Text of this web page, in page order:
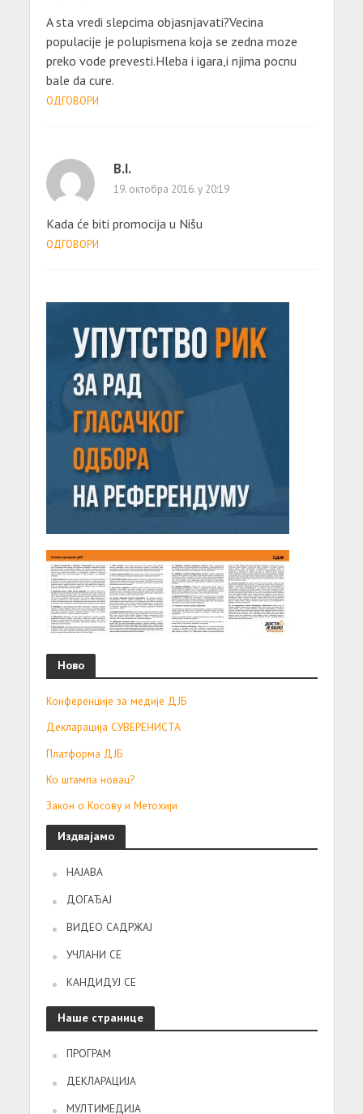
A sta vredi slepcima objasnjavati?Vecina
populacije je polupismena koja se zedna moze
preko vode prevesti.Hleba i igara,i njima pocnu
bale da cure.
ОДГОВОРИ
B.I.
19. октобра 2016. у 20:19
Kada će biti promocija u Nišu
ОДГОВОРИ
Ново
Конференције за медије ДЈБ
Декларација СУВЕРЕНИСТА
Платформа ДЈБ
Ко штампа новац?
Закон о Косову и Метохији
Издвајамо
НАЈАВА
ДОГАЂАЈ
ВИДЕО САДРЖАЈ
УЧЛАНИ СЕ
КАНДИДУЈ СЕ
Наше странице
ПРОГРАМ
ДЕКЛАРАЦИЈА
МУЛТИМЕДИЈА